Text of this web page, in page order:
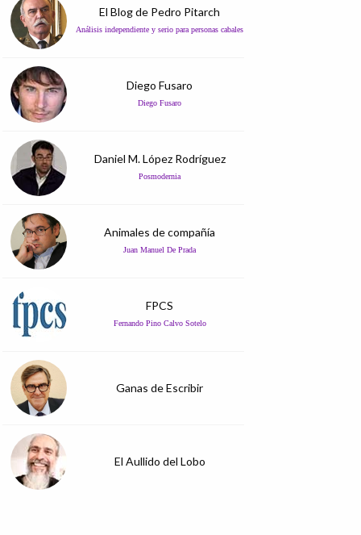
El Blog de Pedro Pitarch
Análisis independiente y serio para personas cabales
Diego Fusaro
Diego Fusaro
Daniel M. López Rodríguez
Posmodernia
Animales de compañía
Juan Manuel De Prada
FPCS
Fernando Pino Calvo Sotelo
Ganas de Escribir
El Aullido del Lobo